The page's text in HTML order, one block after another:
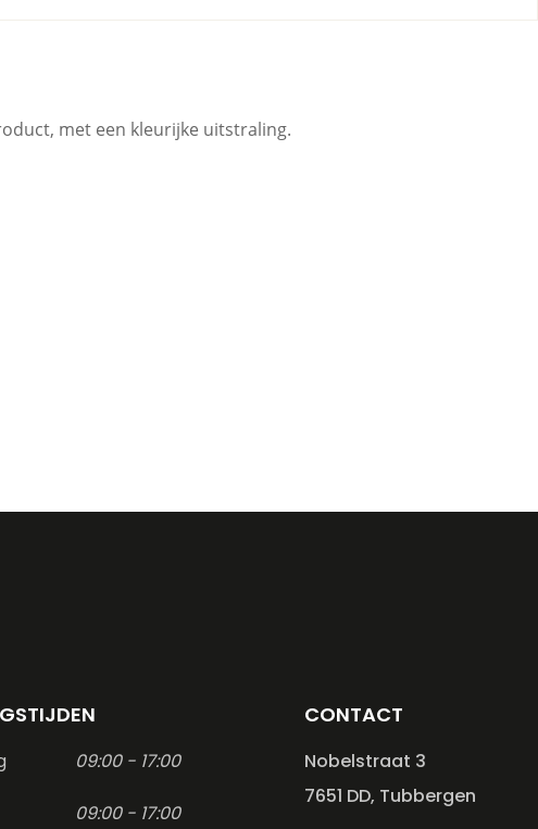
met een kleurijke uitstraling.
09:00 - 17:00
09:00 - 17:00
CONTACT
Nobelstraat 3
7651 DD, Tubbergen